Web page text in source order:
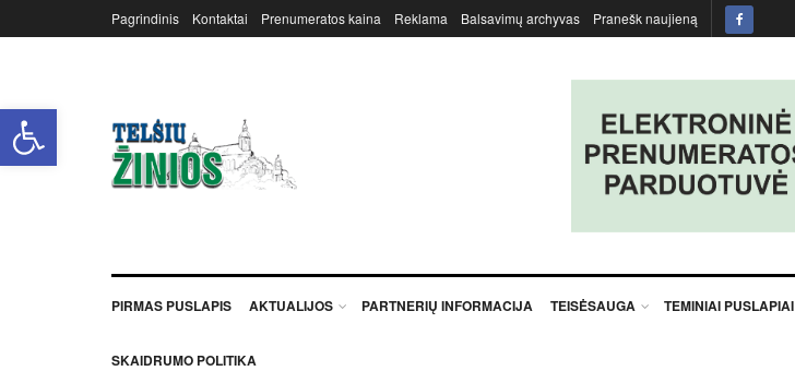
Open toolbar
Pagrindinis Kontaktai Prenumeratos kaina Reklama Balsavimų archyvas Pranešk naujieną
PIRMAS PUSLAPIS AKTUALIJOS PARTNERIŲ INFORMACIJA TEISĖSAUGA TEMINIAI PUSLAPIAI
SKAIDRUMO POLITIKA